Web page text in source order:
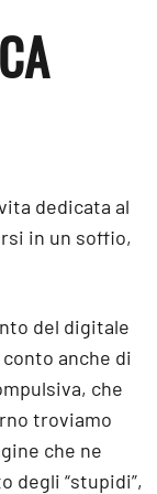
dedicata al
in un soffio,
del digitale
anche di
che
troviamo
che ne
degli “stupidi”,